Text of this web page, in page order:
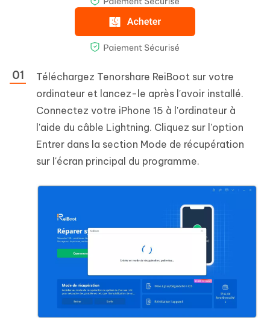
Téléchargez Tenorshare ReiBoot sur votre
ordinateur et lancez-le après l'avoir installé.
Connectez votre iPhone 15 à l'ordinateur à
l'aide du câble Lightning. Cliquez sur l'option
Entrer dans la section Mode de récupération
sur l'écran principal du programme.